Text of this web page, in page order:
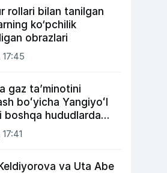
rollari bilan tanilgan
ko‘pchilik
obrazlari
17:45
gaz taʼminotini
boʻyicha Yangiyoʻl
boshqa hududlarda
etiladi
va Uta Abe